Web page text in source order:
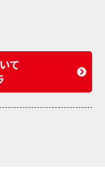
て